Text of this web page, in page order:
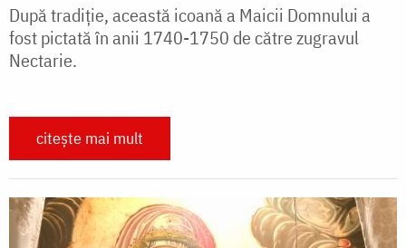
După tradiţie, această icoană a Maicii Domnului a
fost pictată în anii 1740-1750 de către zugravul
Nectarie.
citește mai mult